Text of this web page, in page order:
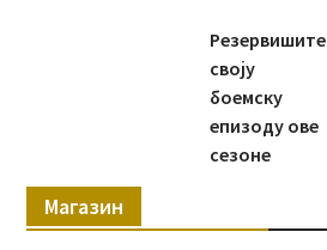
Резервишите
своју
боемску
епизоду ове
сезоне
Магазин